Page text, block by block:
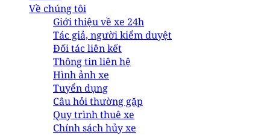
Về chúng tôi
Giới thiệu về xe 24h
Tác giả, người kiểm duyệt
Đối tác liên kết
Thông tin liên hệ
Hình ảnh xe
Tuyển dụng
Câu hỏi thường gặp
Quy trình thuê xe
Chính sách hủy xe